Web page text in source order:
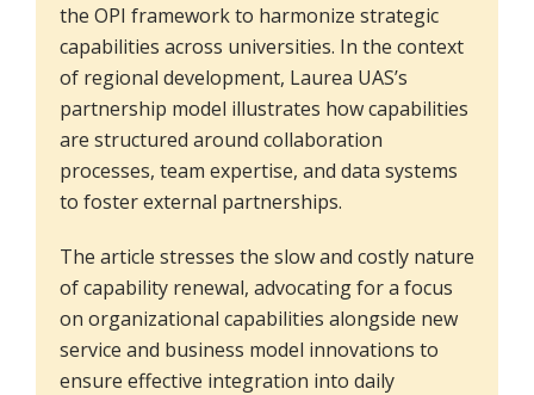
the OPI framework to harmonize strategic
capabilities across universities. In the context
of regional development, Laurea UAS’s
partnership model illustrates how capabilities
are structured around collaboration
processes, team expertise, and data systems
to foster external partnerships.
The article stresses the slow and costly nature
of capability renewal, advocating for a focus
on organizational capabilities alongside new
service and business model innovations to
ensure effective integration into daily